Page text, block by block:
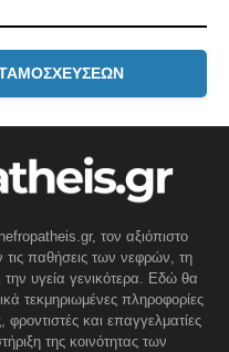
τον αξιόπιστο
παθήσεις των νεφρών, τη
υγεία γενικότερα. Εδώ θα
τεκμηριωμένες πληροφορίες
φροντιστές και επαγγελματίες
της κοινότητας των